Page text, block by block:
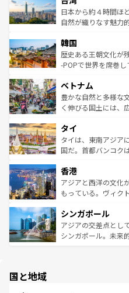
情報はコンテンツ一
人々、おいしいロー
ク、伝統的なフラダ
ワイを、存分に味わってほしい。 な
はコンテンツ一覧を
ク）、タスマニアの
ど、見どころがたく
いる。アクティビテ
ビング、ハイキング
い。オーストラリア
参照してほしい。
日本から約４時間ほ
自然が織りなす魅力
ン）、静ひつな山岳
と山間の静けさが共
驚きをもたらしてく
容にもいいと評判の
が味わえる
照してほしい。
韓国
歴史ある王朝文化が
-POPで世界を席巻
き、地方に足を延ば
できる。そして、キ
まで、さまざまな韓
リティに包まれなが
覧を参照してほしい
ベトナム
豊かな自然と多様な
く伸びる国土には、
急速な発展と共に伝
ーチミン市のフラン
醸し出している。ま
とつ。フォーやバイ
ひ現地で味わいたい
が旅行者を迎えてく
参照してほしい。
タイ
タイは、東南アジア
国だ。首都バンコク
の活気が交差してい
帯で自然と触れ合い
いビーチでリゾート
激する。気候は一年
が待っている。親し
た文化、そして多様
香港
アジアと西洋の文化
もっている。ヴィク
み、どこを訪れても
ており、効率よく見
うな絶景から文化的
シンガポール
アジアの交差点とし
シンガポール。未来
国と地域